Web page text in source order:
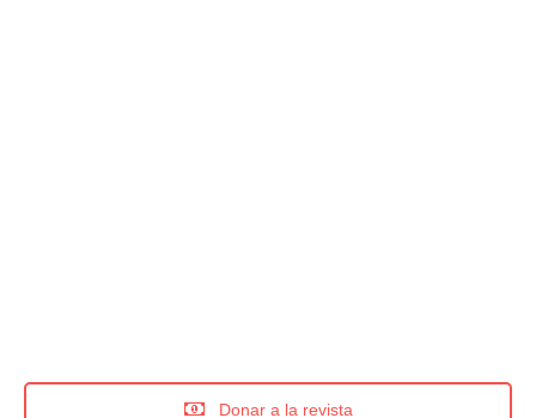
Donar a la revista